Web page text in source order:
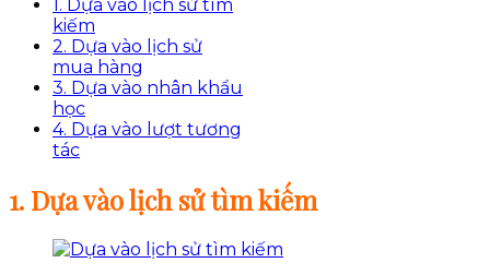
1. Dựa vào lịch sử tìm
kiếm
2. Dựa vào lịch sử
mua hàng
3. Dựa vào nhân khẩu
học
4. Dựa vào lượt tương
tác
1. Dựa vào lịch sử tìm kiếm